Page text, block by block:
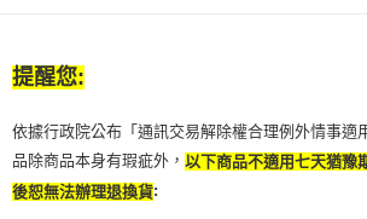
提醒您:
依據行政院公布「通訊交易解除權合理例外情事適
品除商品本身有瑕疵外， 以下商品不適用七天猶豫
後恕無法辦理退換貨: